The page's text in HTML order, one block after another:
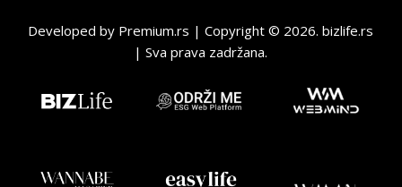
Developed by Premium.rs | Copyright © 2026.bizlife.rs
| Sva prava zadržana.